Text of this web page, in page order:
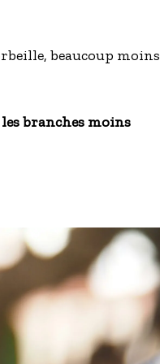
beaucoup moins
branches moins